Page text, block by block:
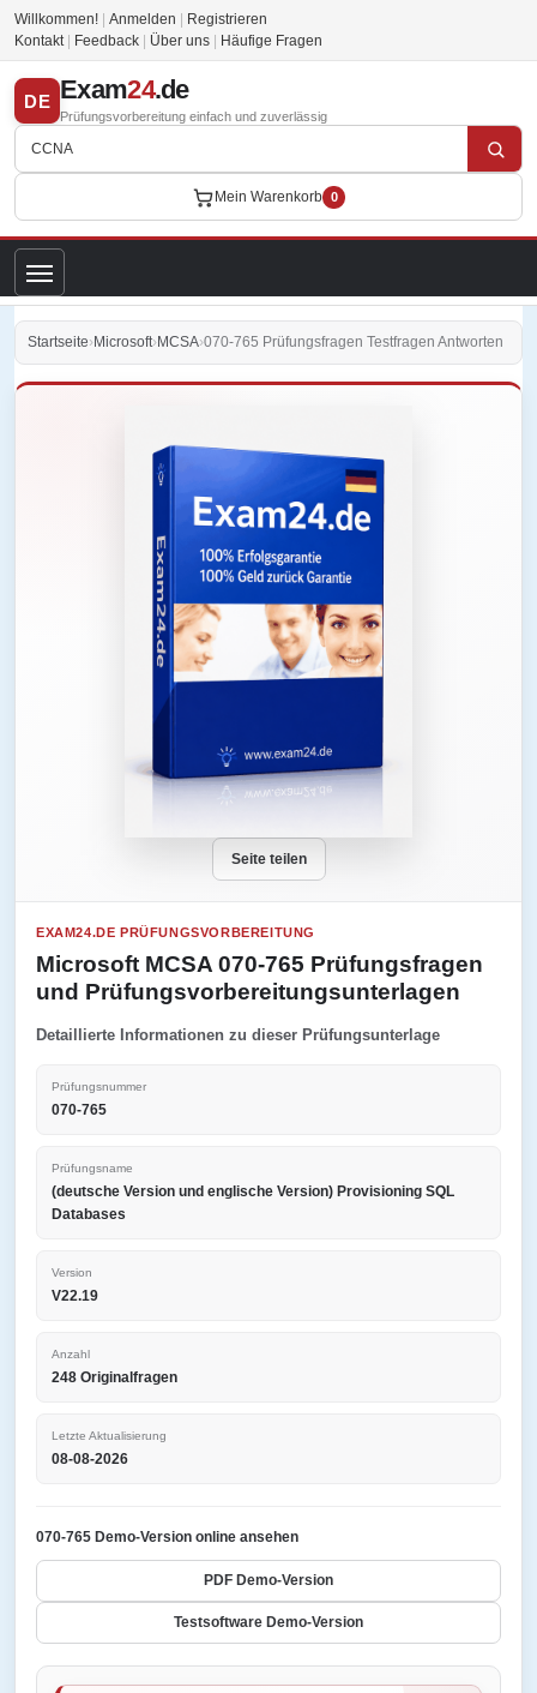
Willkommen! Anmelden
Registrieren
Kontakt
Feedback Über uns Häufige Fragen
DE Exam24.de
Prüfungsvorbereitung einfach und zuverlässig
Mein Warenkorb 0
Startseite›Microsoft›MCSA›070-765 Prüfungsfragen Testfragen Antworten
Seite teilen
EXAM24.DE PRÜFUNGSVORBEREITUNG
Microsoft MCSA 070-765 Prüfungsfragen
und Prüfungsvorbereitungsunterlagen
Detaillierte Informationen zu dieser Prüfungsunterlage
Prüfungsnummer
070-765
Prüfungsname
(deutsche Version und englische Version) Provisioning SQL
Databases
Version
V22.19
Anzahl
248 Originalfragen
Letzte Aktualisierung
08-08-2026
070-765 Demo-Version online ansehen
PDF Demo-Version
Testsoftware Demo-Version